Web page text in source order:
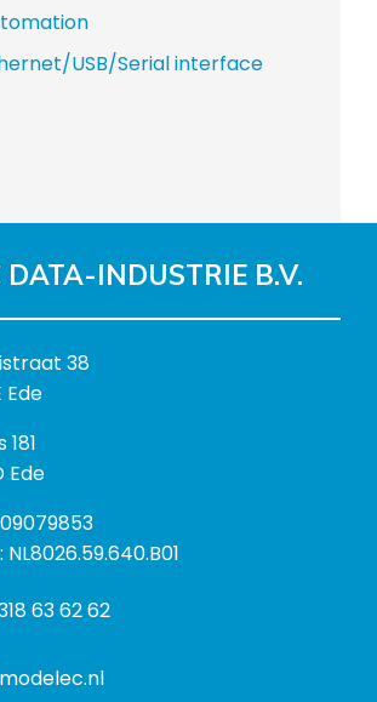
USB/Serial interface
DATA-INDUSTRIE B.V.
38
Ede
Ede
NL8026.59.640.B01
63 62 62